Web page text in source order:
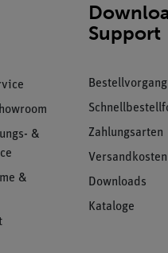
&
&
Support
Bestellvorgang
Zahlungsarten
Versandkosten
Downloads
Kataloge